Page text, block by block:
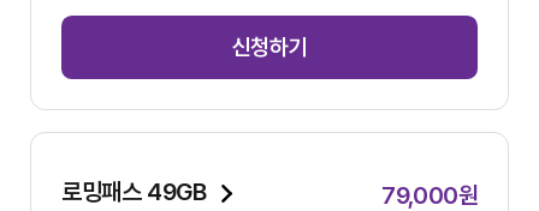
신청하기
로밍패스 49GB 79,000원